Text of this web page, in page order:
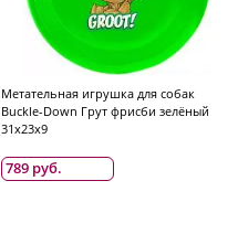
Метательная игрушка для собак
Buckle-Down Грут фрисби зелёный
31x23x9
789 руб.